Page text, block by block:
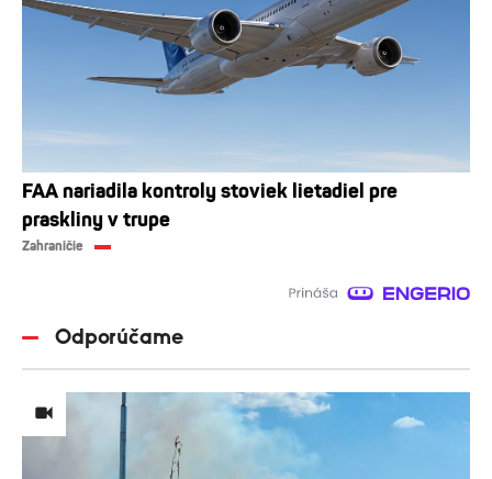
FAA nariadila kontroly stoviek lietadiel pre
praskliny v trupe
Zahraničie
Odporúčame